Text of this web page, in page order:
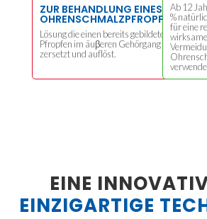
ZUR BEHANDLUNG EINES
OHRENSCHMALZPFROPFENS
Lösung die einen bereits gebildeten
Pfropfen im äuβeren Gehörgang
zersetzt und auflöst.
Ab 12
%
für eine
EINE
EINZIGARTIGE